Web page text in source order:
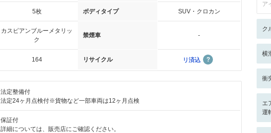
5枚 ボディタイプ SUV・クロカン
カスピアンブルーメタリッ
ク
禁煙車 -
164 リサイクル リ済込
法定整備付
法定24ヶ月点検付※貨物など一部車両は12ヶ月点検
保証付
詳細については、販売店にご確認ください。
ア
ク
横
衝
エ
運